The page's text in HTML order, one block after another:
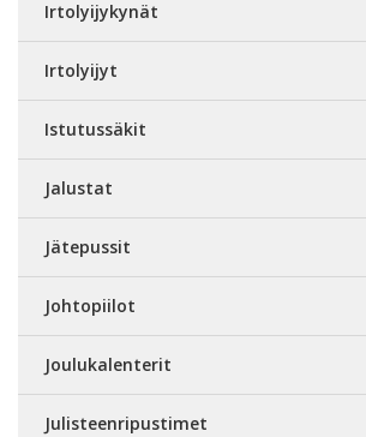
Irtolyijykynät
Irtolyijyt
Istutussäkit
Jalustat
Jätepussit
Johtopiilot
Joulukalenterit
Julisteenripustimet